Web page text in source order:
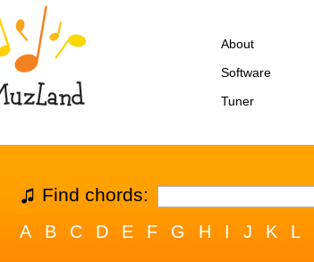
About
Software
Tuner
Find chords:
A B C D E F G H I J K L